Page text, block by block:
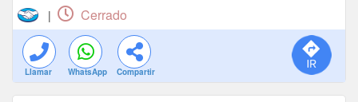
| Cerrado
Llamar WhatsApp Compartir